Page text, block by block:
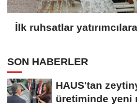
İlk ruhsatlar
SON HABERLER
HAUS'tan
üretiminde yeni